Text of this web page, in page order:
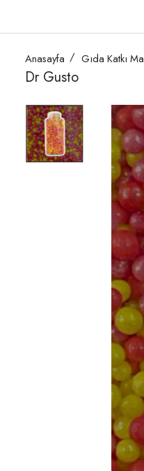
Anasayfa Gıda Katkı
Dr Gusto